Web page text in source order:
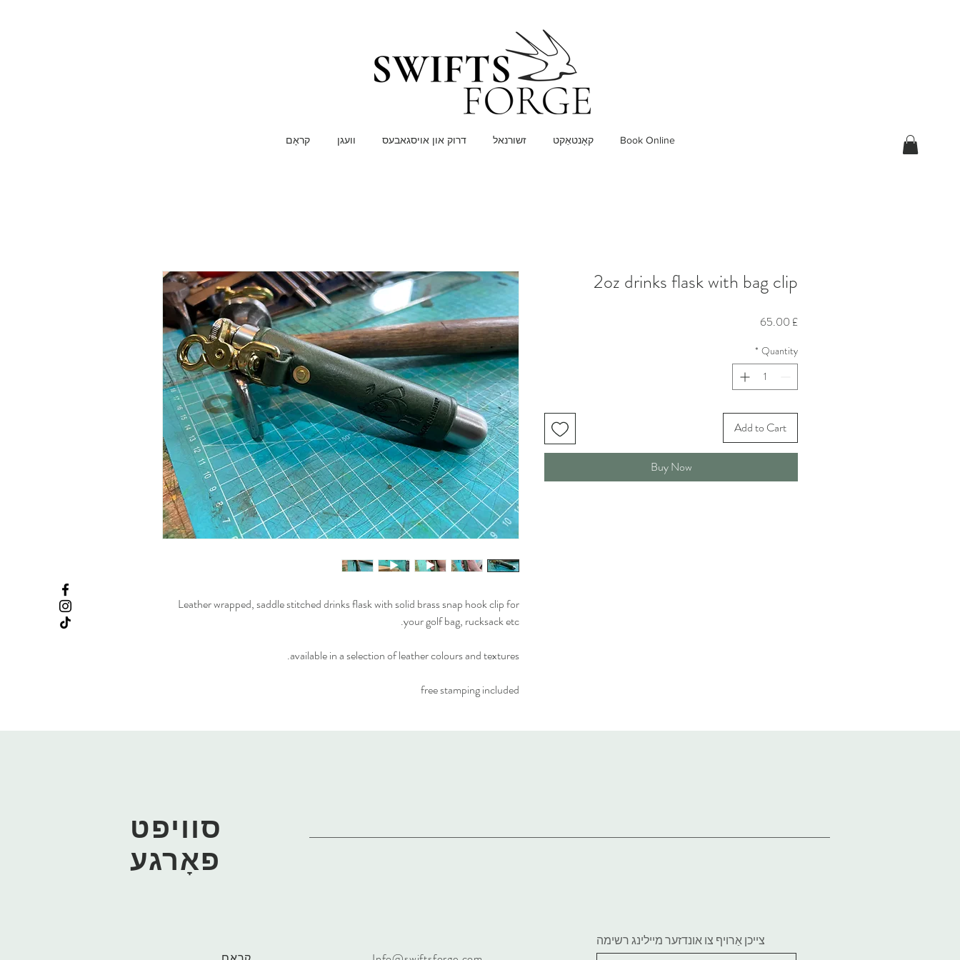
קראָם וועגן דרוק און אויסגאבעס זשורנאל קאָנטאַקט Book Online
Leather wrapped, saddle stitched drinks flask with solid brass snap hook clip for
your golf bag, rucksack etc.
available in a selection of leather colours and textures.
free stamping included
2oz drinks flask with bag clip
£ 65.00
Quantity
*
Add to Cart
Buy Now
סוויפט
פאָרגע
צייכן אַרויף צו אונדזער מיילינג רשימה